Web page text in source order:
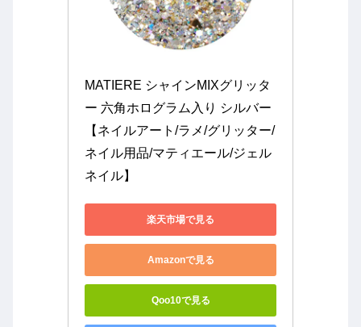
MATIERE シャインMIXグリッタ
ー 六角ホログラム入り シルバー
【ネイルアート/ラメ/グリッター/
ネイル用品/マティエール/ジェル
ネイル】
楽天市場で見る
Amazonで見る
Qoo10で見る